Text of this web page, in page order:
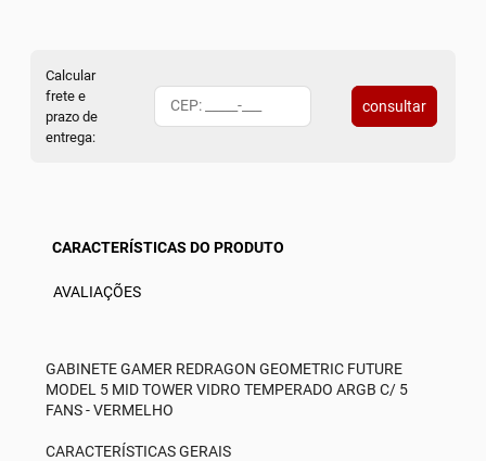
Calcular
frete e
prazo de
entrega:
consultar
CARACTERÍSTICAS DO PRODUTO
AVALIAÇÕES
GABINETE GAMER REDRAGON GEOMETRIC FUTURE
MODEL 5 MID TOWER VIDRO TEMPERADO ARGB C/ 5
FANS - VERMELHO
CARACTERÍSTICAS GERAIS